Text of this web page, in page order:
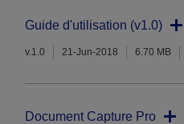
Guide d'utilisation (v1.0)
v.1.0 21-Jun-2018 6.70 MB
Document Capture Pro